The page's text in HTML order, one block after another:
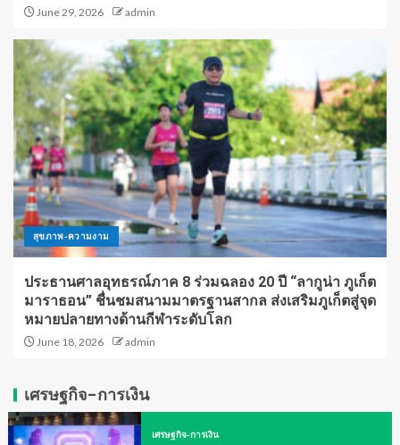
June 29, 2026 admin
สุขภาพ-ความงาม
ประธานศาลอุทธรณ์ภาค 8 ร่วมฉลอง 20 ปี “ลากูน่า ภูเก็ต
มาราธอน” ชื่นชมสนามมาตรฐานสากล ส่งเสริมภูเก็ตสู่จุด
หมายปลายทางด้านกีฬาระดับโลก
June 18, 2026 admin
เศรษฐกิจ-การเงิน
เศรษฐกิจ-การเงิน